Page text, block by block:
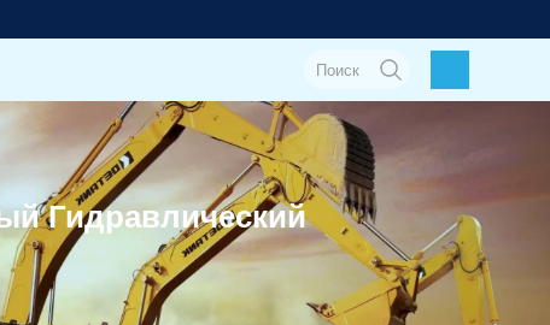
Гидравлический